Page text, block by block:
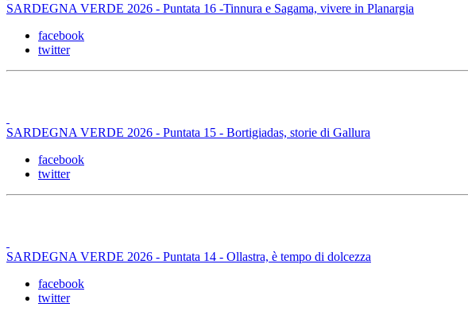
SARDEGNA VERDE 2026 - Puntata 16 -Tinnura e Sagama, vivere in Planargia
facebook
twitter
SARDEGNA VERDE 2026 - Puntata 15 - Bortigiadas, storie di Gallura
facebook
twitter
SARDEGNA VERDE 2026 - Puntata 14 - Ollastra, è tempo di dolcezza
facebook
twitter